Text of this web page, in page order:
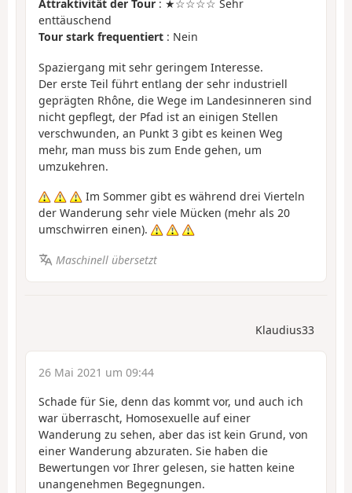
Attraktivität der Tour : ★☆☆☆☆ Sehr
enttäuschend
Tour stark frequentiert : Nein
Spaziergang mit sehr geringem Interesse.
Der erste Teil führt entlang der sehr industriell
geprägten Rhône, die Wege im Landesinneren sind
nicht gepflegt, der Pfad ist an einigen Stellen
verschwunden, an Punkt 3 gibt es keinen Weg
mehr, man muss bis zum Ende gehen, um
umzukehren.
Im Sommer gibt es während drei Vierteln
der Wanderung sehr viele Mücken (mehr als 20
umschwirren einen).
Maschinell übersetzt
Klaudius33
26 Mai 2021 um 09:44
Schade für Sie, denn das kommt vor, und auch ich
war überrascht, Homosexuelle auf einer
Wanderung zu sehen, aber das ist kein Grund, von
einer Wanderung abzuraten. Sie haben die
Bewertungen vor Ihrer gelesen, sie hatten keine
unangenehmen Begegnungen.